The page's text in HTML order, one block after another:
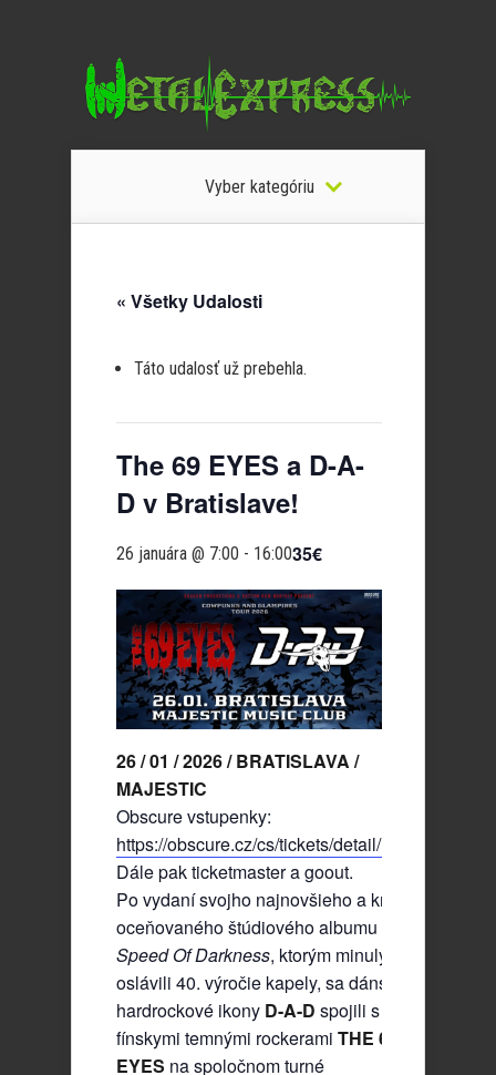
Vyber kategóriu
« Všetky Udalosti
Táto udalosť už prebehla.
The 69 EYES a D-A-
D v Bratislave!
26 januára @ 7:00 - 16:0035€
26 / 01 / 2026 / BRATISLAVA /
MAJESTIC
Obscure vstupenky:
https://obscure.cz/cs/tickets/detail/id/935
Dále pak ticketmaster a goout.
Po vydaní svojho najnovšieho a kritikou
oceňovaného štúdiového albumu
Speed Of Darkness, ktorým minulý rok
oslávili 40. výročie kapely, sa dánske
hardrockové ikony D-A-D spojili s
fínskymi temnými rockerami THE 69
EYES na spoločnom turné